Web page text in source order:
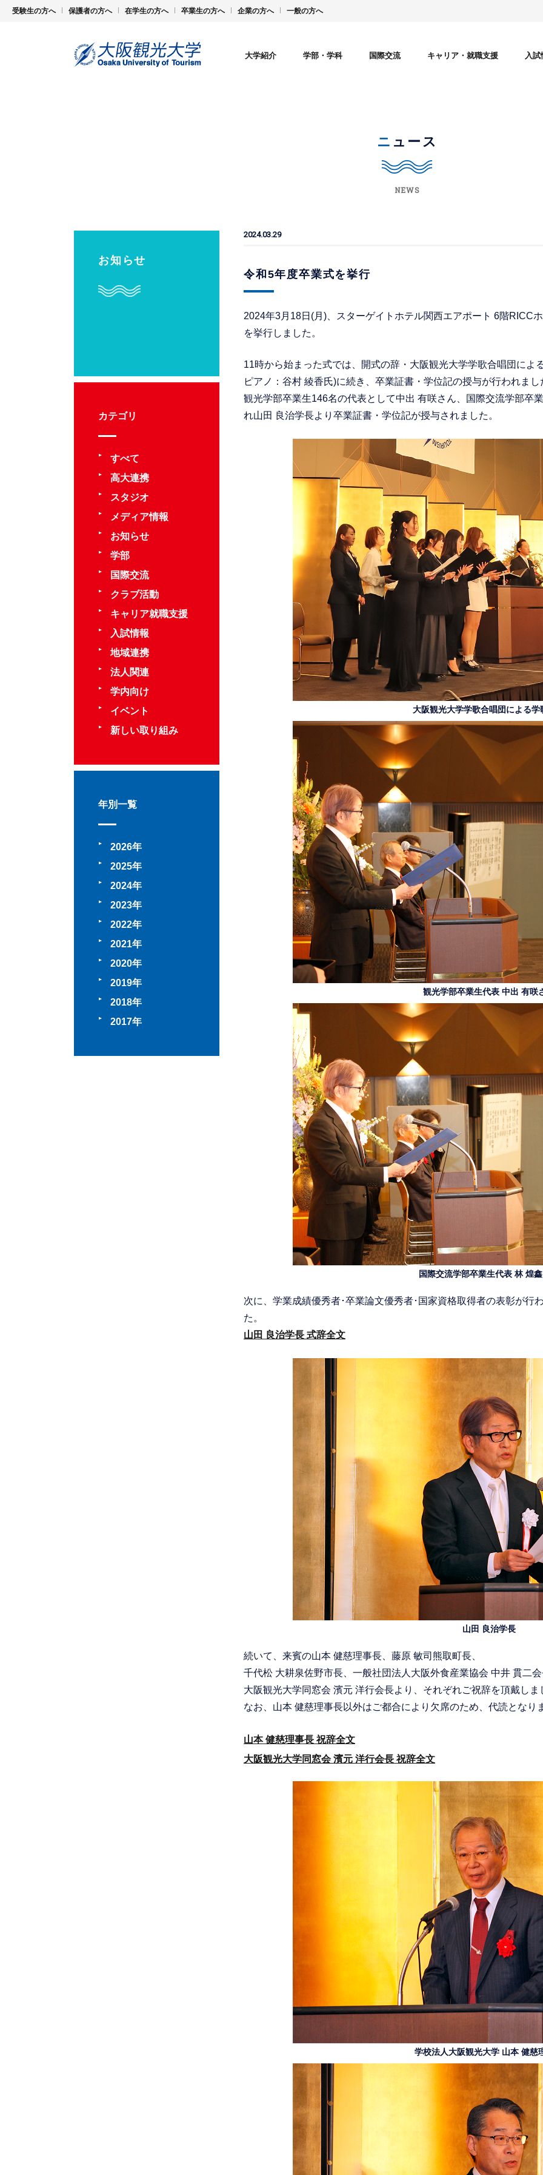
受験生の方へ 保護者の方へ 在学生の方へ 卒業生の方へ 企業の方へ 一般の方へ
大学紹介 学部・学科 国際交流 キャリア・就職支援 入試
ニュース
NEWS
お知らせ
2024.03.29
令和5年度卒業式を挙行
2024年3月18日(月)、スターゲイトホテル関西エアポート 6階RICC
を挙行しました。
11時から始まった式では、開式の辞・大阪観光大学学歌合唱団によ
ピアノ：谷村 綾香氏)に続き、卒業証書・学位記の授与が行われまし
観光学部卒業生146名の代表として中出 有咲さん、国際交流学部卒
れ山田 良治学長より卒業証書・学位記が授与されました。
大阪観光大学学歌合唱団による学
観光学部卒業生代表 中出 有咲
国際交流学部卒業生代表 林 煌
次に、学業成績優秀者･卒業論文優秀者･国家資格取得者の表彰が行
た。
山田 良治学長 式辞全文
山田 良治学長
続いて、来賓の山本 健慈理事長、藤原 敏司熊取町長、
千代松 大耕泉佐野市長、一般社団法人大阪外食産業協会 中井 貫二
大阪観光大学同窓会 濱元 洋行会長より、それぞれご祝辞を頂戴しま
なお、山本 健慈理事長以外はご都合により欠席のため、代読となり
山本 健慈理事長 祝辞全文
大阪観光大学同窓会 濱元 洋行会長 祝辞全文
学校法人大阪観光大学 山本 健慈
カテゴリ
すべて
高大連携
スタジオ
メディア情報
お知らせ
学部
国際交流
クラブ活動
キャリア就職支援
入試情報
地域連携
法人関連
学内向け
イベント
新しい取り組み
年別一覧
2026
2025
2024
2023
2022
2021
2020
2019
2018
2017